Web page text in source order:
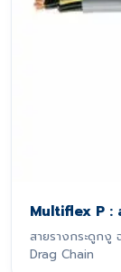
Multiflex P :
สายรางกระดูกงู
Drag Chain